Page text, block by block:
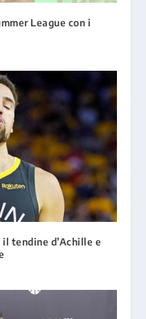
League con i
tendine d’Achille e